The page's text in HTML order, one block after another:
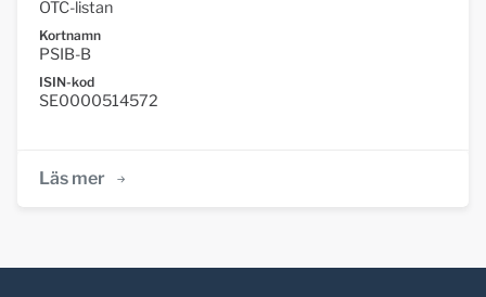
OTC-listan
Kortnamn
PSIB-B
ISIN-kod
SE0000514572
Läs mer